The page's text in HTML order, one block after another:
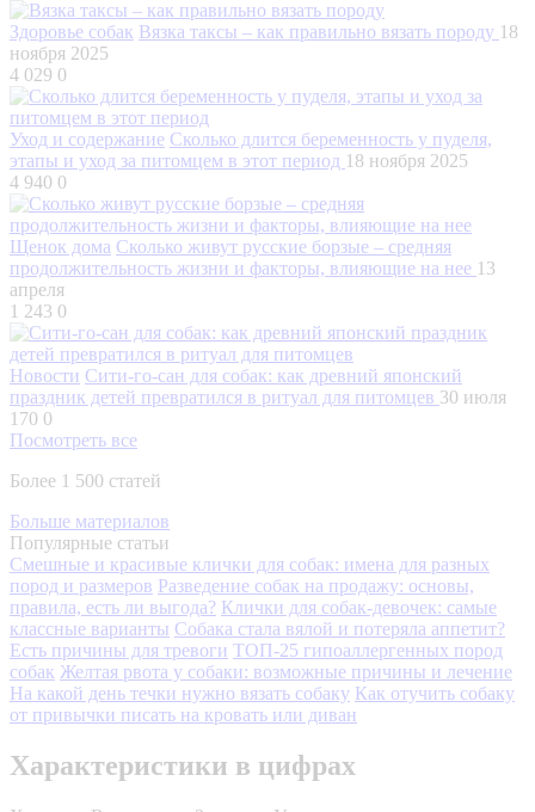
Здоровье собак Вязка таксы – как правильно вязать породу 18
ноября 2025
4 029 0
Уход и содержание Сколько длится беременность у пуделя,
этапы и уход за питомцем в этот период 18 ноября 2025
4 940 0
Щенок дома Сколько живут русские борзые – средняя
продолжительность жизни и факторы, влияющие на нее 13
апреля
1 243 0
Новости Сити-го-сан для собак: как древний японский
праздник детей превратился в ритуал для питомцев 30 июля
170 0
Посмотреть все
Более 1 500 статей
Больше материалов
Популярные статьи
Смешные и красивые клички для собак: имена для разных
пород и размеров Разведение собак на продажу: основы,
правила, есть ли выгода? Клички для собак-девочек: самые
классные варианты Собака стала вялой и потеряла аппетит?
Есть причины для тревоги ТОП-25 гипоаллергенных пород
собак Желтая рвота у собаки: возможные причины и лечение
На какой день течки нужно вязать собаку Как отучить собаку
от привычки писать на кровать или диван
Характеристики в цифрах